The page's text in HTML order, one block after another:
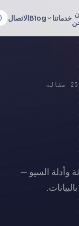
خدماتنا Blogالاتصال
مقالة
وأدلة السيو —